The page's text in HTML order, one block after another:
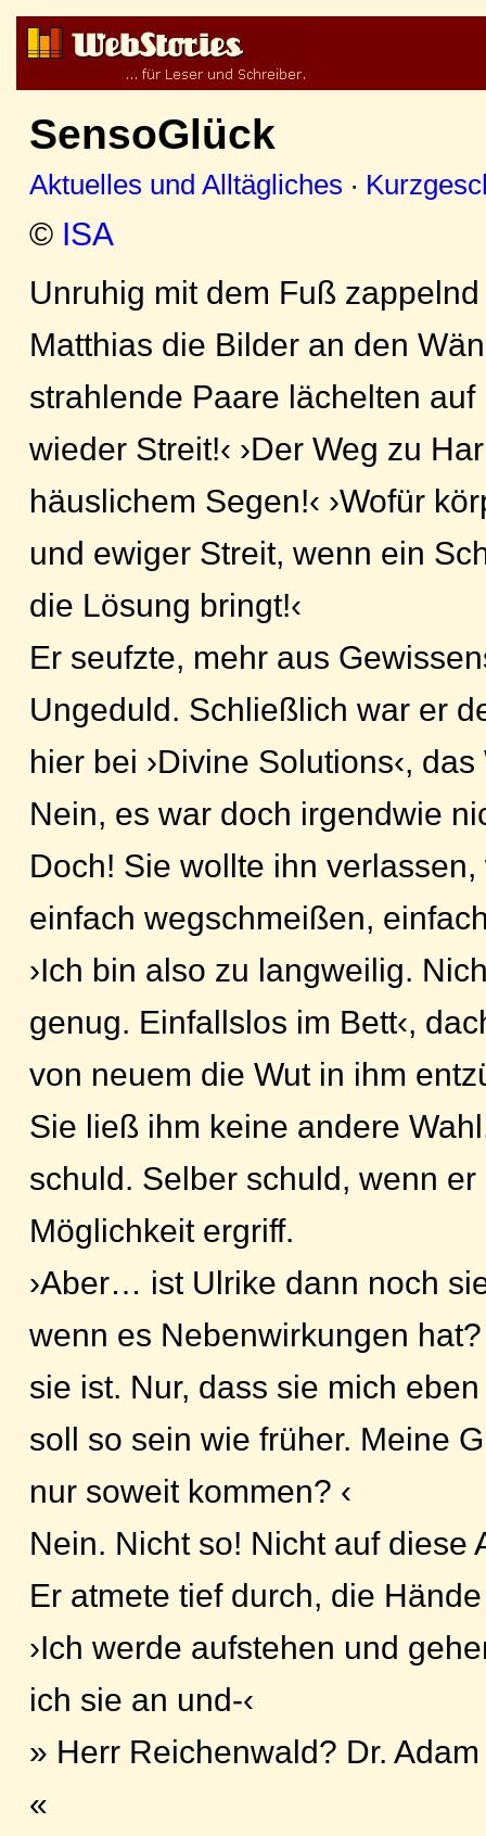
SensoGlück
Aktuelles und Alltägliches ·
© ISA
Unruhig mit dem Fuß
Matthias die Bilder an den
strahlende Paare lächelten auf
wieder Streit!‹ ›Der Weg zu
häuslichem Segen!‹ ›Wofür
und ewiger Streit, wenn ein
die Lösung bringt!‹
Er seufzte, mehr aus
Ungeduld. Schließlich war er
hier bei ›Divine Solutions‹,
Nein, es war doch irgendwie
Doch! Sie wollte ihn
einfach wegschmeißen,
›Ich bin also zu langweilig.
genug. Einfallslos im Bett‹,
von neuem die Wut in ihm
Sie ließ ihm keine andere
schuld. Selber schuld, wenn
Möglichkeit ergriff.
›Aber… ist Ulrike dann noch
wenn es Nebenwirkungen
sie ist. Nur, dass sie mich
soll so sein wie früher. Meine
nur soweit kommen? ‹
Nein. Nicht so! Nicht auf diese
Er atmete tief durch, die
›Ich werde aufstehen und
ich sie an und-‹
» Herr Reichenwald? Dr.
«